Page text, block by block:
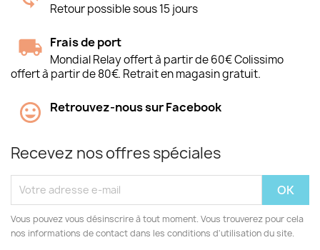
Retour possible sous 15 jours
Frais de port
Mondial Relay offert à partir de 60€ Colissimo
offert à partir de 80€. Retrait en magasin gratuit.
Retrouvez-nous sur Facebook
Recevez nos offres spéciales
Vous pouvez vous désinscrire à tout moment. Vous trouverez pour cela
nos informations de contact dans les conditions d'utilisation du site.